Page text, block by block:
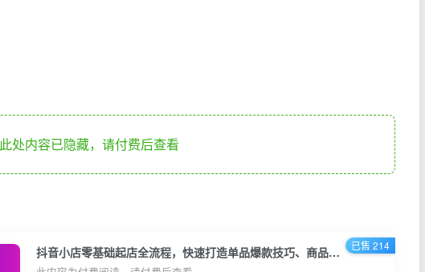
此处内容已隐藏，请付费后查看
抖音小店零基础起店全流程，快速打造单品爆款技巧、商品卡引流模式与推流算法等 已售 214